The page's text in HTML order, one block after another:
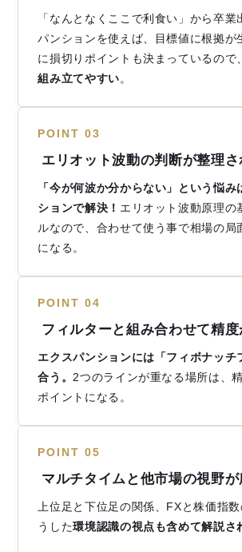
「なんとなくここで利食い」から卒業
パンションを使えば、目標値に根拠が
に損切りポイントも決まっているので、
組み立てやすい。
POINT 03
エリオット波動の判断が整理さ
「今が何波か分からない」という悩み
ションで解決！ エリオット波動原理の
ルなので、合わせて使う事で相場の局
になる。
POINT 04
フィルターと組み合わせて精度
エクスパンションには「フィボナッチ
合う。 2つのラインが重なる場所は、
ポイントになる。
POINT 05
マルチタイムと他市場の視野が
上位足と下位足の関係、FXと株価指
うした環境認識の視点も含めて解説さ